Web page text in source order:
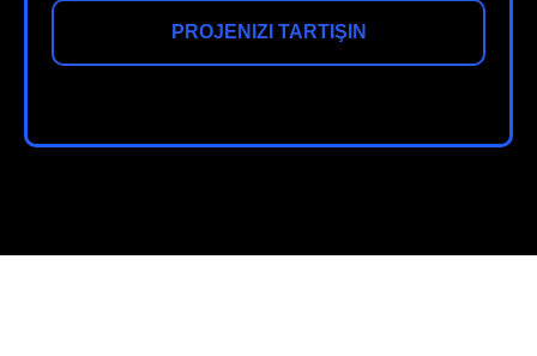
PROJENIZI TARTIŞIN